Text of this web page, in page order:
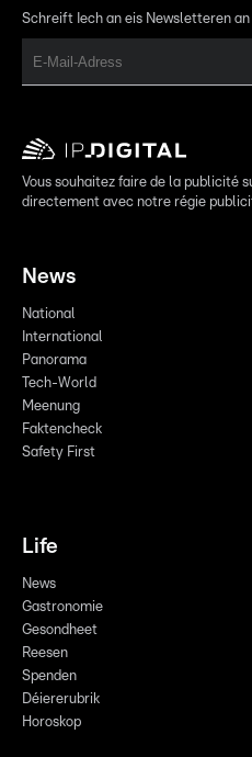
Schreift Iech an eis Newsletteren an
Vous souhaitez faire de la publicité
directement avec notre régie
News
National
International
Panorama
Tech-World
Meenung
Faktencheck
Safety First
Life
News
Gastronomie
Gesondheet
Reesen
Spenden
Déiererubrik
Horoskop